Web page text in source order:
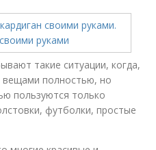
такие ситуации, когда,
вещами полностью, но
пользуются только
футболки, простые